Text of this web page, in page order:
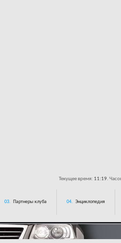
Текущее время: 11:19.
03. Партнеры клуба 04. Энциклопедия